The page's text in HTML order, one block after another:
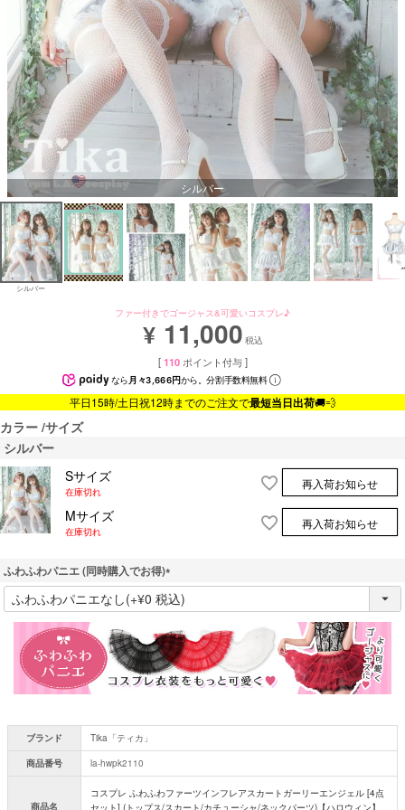
シルバー
シルバー
ファー付きでゴージャス&可愛いコスプレ♪
¥ 11,000 税込
[ 110 ポイント付与 ]
なら月々3,666円から。分割手数料無料
平日15時/土日祝12時までのご注文で最短当日出荷🚚💨
カラー サイズ
シルバー
Sサイズ
在庫切れ
再入荷お知らせ
Mサイズ
在庫切れ
再入荷お知らせ
ふわふわパニエ (同時購入でお得)
(
必
)
ブランド
Tika「ティカ」
商品番号
la-hwpk2110
商品名
コスプレ ふわふわファーツインフレアスカートガーリーエンジェル [4点
セット] (トップス/スカート/カチューシャ/ネックパーツ)【ハロウィン】